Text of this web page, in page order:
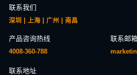
联系我们
深圳 | 上海 | 广州 | 南昌
产品咨询热线
4008-360-788
联系邮
联系地址